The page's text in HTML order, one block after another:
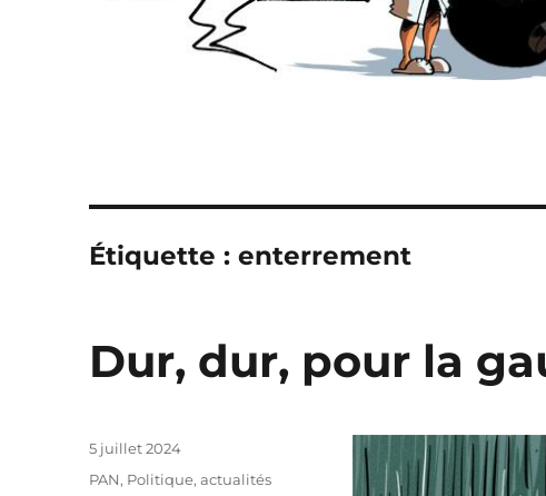
Étiquette :enterrement
Dur, dur, pour la
Publié
5 juillet 2024
Catégories
PAN, Politique, actualités